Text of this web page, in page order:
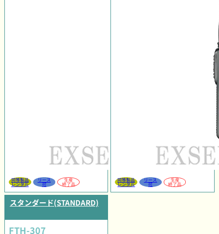
同等製品
レンタル
リース
可
生産
終了品
同等製品
レンタル
リース
可
生産
終了品
スタンダード(STANDARD)
FTH-307